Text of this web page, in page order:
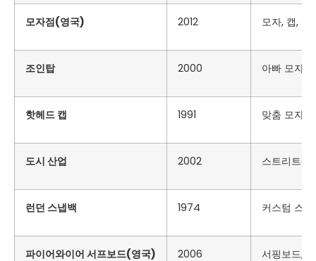
모자점(영국) 2012 모자, 캡, 스
조인탑 2000 아빠 모자,
핫헤드 캡 1991 맞춤 모자,
도시 산업 2002 스트리트웨
런던 스냅백 1974 커스텀 스
파이어와이어 서프보드(영국) 2006 서핑보드,